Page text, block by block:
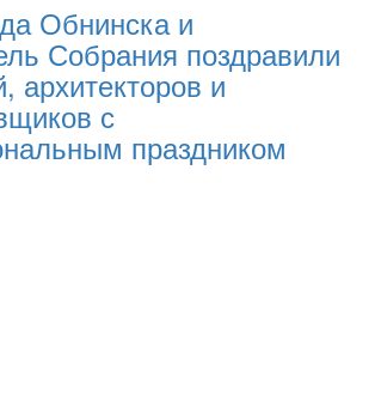
Обнинска и
Собрания поздравили
архитекторов и
с
праздником